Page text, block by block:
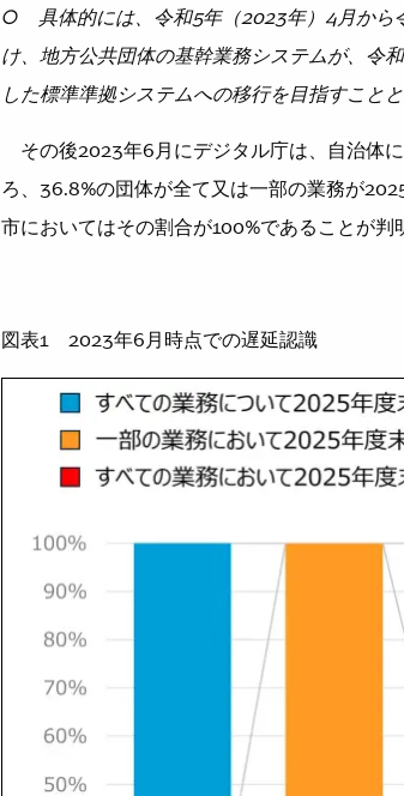
○ 具体的には、令和5年（2023年）4月から
け、地方公共団体の基幹業務システムが、令
した標準準拠システムへの移行を目指すこと
その後2023年6月にデジタル庁は、自治体に
ろ、36.8%の団体が全て又は一部の業務が
市においてはその割合が100%であることが判
図表1 2023年6月時点での遅延認識